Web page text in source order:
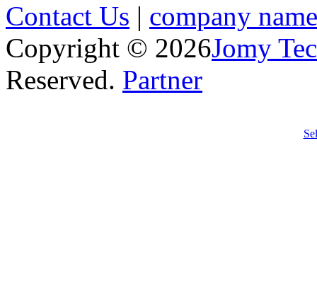
Contact Us | company name
Copyright © 2026Jomy
Reserved. Partner